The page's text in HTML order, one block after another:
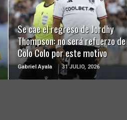
Se cae el regreso de Jordhy
Thompson: no será refuerzo de
Colo Colo por este motivo
Gabriel Ayala 31 JULIO, 2026
LEER MÁS